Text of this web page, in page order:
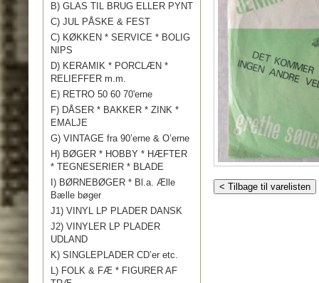
B) GLAS TIL BRUG ELLER PYNT
C) JUL PÅSKE & FEST
C) KØKKEN * SERVICE * BOLIG
NIPS
D) KERAMIK * PORCLÆN *
RELIEFFER m.m.
E) RETRO 50 60 70'erne
F) DÅSER * BAKKER * ZINK *
EMALJE
G) VINTAGE fra 90’erne & O’erne
H) BØGER * HOBBY * HÆFTER
* TEGNESERIER * BLADE
I) BØRNEBØGER * Bl.a. Ælle
Bælle bøger
J1) VINYL LP PLADER DANSK
J2) VINYLER LP PLADER
UDLAND
K) SINGLEPLADER CD’er etc.
L) FOLK & FÆ * FIGURER AF
< Tilbage til varelisten